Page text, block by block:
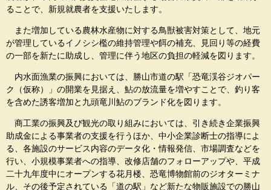
ることで、新規就農者を支援いたします。
また増加している農林水産物に対する鳥獣被害対策として、地元
が管理しているイノシシ檻の維持管理や餌の補充、見回り等の経費
の一部を新たに助成し、管理に伴う地区の負担の軽減を図ります。
内水面漁業の振興においては、勝山市道の駅「恐竜渓谷ジオパー
ク（仮称）」の開業を見据え、鮎の放流量を増やすことで、釣り客
を含めた誘客増加と九頭竜川鮎のブランド化を図ります。
商工業の振興及び観光の取り組みにおいては、引き続き企業振興
助成金による事業者の支援を行うほか、中小企業診断士の指導によ
る、各施設のサービス内容のデータ化・情報発信、市場調査などを
行い、小規模事業者への指導、改修店舗のフォローアップや、平成
二十九年度中にオープンする花月楼、恐竜博物館前のジオターミナ
ル、その後予定されている「道の駅」など新たな物販施設での勝山